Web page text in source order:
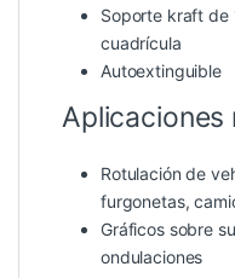
Soporte kraft de
cuadrícula
Autoextinguible
Aplicaciones
Rotulación de
furgonetas,
Gráficos sobre
ondulaciones